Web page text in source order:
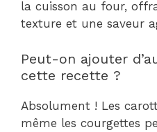
la cuisson au four,
texture et une saveur
Peut-on ajouter
cette recette ?
Absolument ! Les
même les courgettes